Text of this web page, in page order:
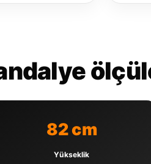
82 cm
Yükseklik